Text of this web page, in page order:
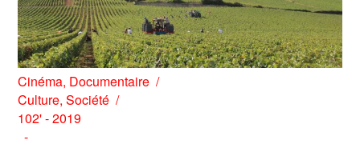
Cinéma, Documentaire
Culture,Société
102' - 2019